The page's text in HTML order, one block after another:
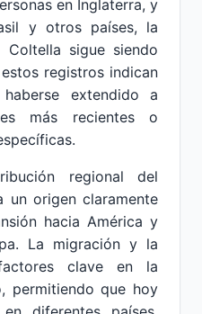
en Inglaterra, y
y otros países, la
Coltella sigue siendo
registros indican
extendido a
más recientes o
regional del
un origen claramente
hacia América y
La migración y la
clave en la
permitiendo que hoy